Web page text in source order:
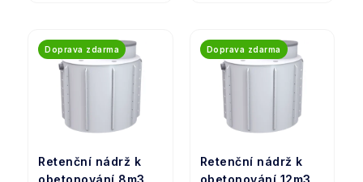
Retenční nádrž k
obetonování 8m3
Doprava zdarma
Retenční nádrž k
obetonování 12m3
Doprava zdarma